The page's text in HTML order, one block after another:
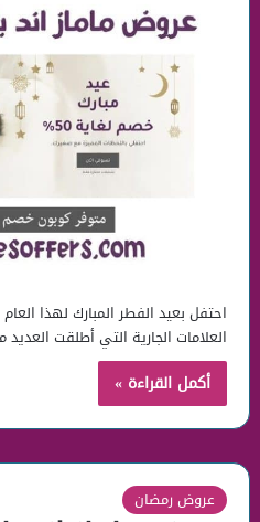
العلامات الجارية التي أطلقت
أكمل القراءة »
عروض رمضان